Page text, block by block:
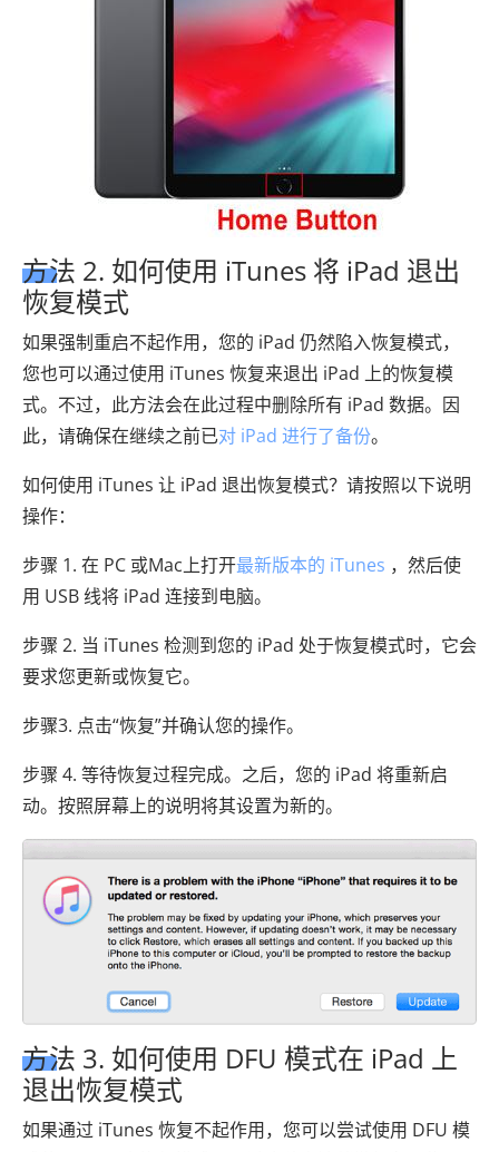
方法 2. 如何使用 iTunes 将 iPad 退出
恢复模式
如果强制重启不起作用，您的 iPad 仍然陷入恢复模式，
您也可以通过使用 iTunes 恢复来退出 iPad 上的恢复模
式。不过，此方法会在此过程中删除所有 iPad 数据。因
此，请确保在继续之前已对 iPad 进行了备份。
如何使用 iTunes 让 iPad 退出恢复模式？请按照以下说明
操作：
步骤 1. 在 PC 或Mac上打开最新版本的 iTunes ，然后使
用 USB 线将 iPad 连接到电脑。
步骤 2. 当 iTunes 检测到您的 iPad 处于恢复模式时，它会
要求您更新或恢复它。
步骤3. 点击“恢复”并确认您的操作。
步骤 4. 等待恢复过程完成。之后，您的 iPad 将重新启
动。按照屏幕上的说明将其设置为新的。
方法 3. 如何使用 DFU 模式在 iPad 上
退出恢复模式
如果通过 iTunes 恢复不起作用，您可以尝试使用 DFU 模